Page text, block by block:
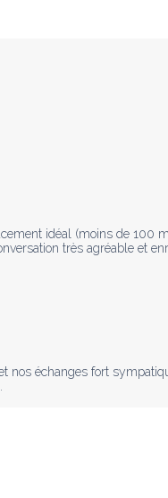
idéal (moins de 100
très agréable et
nos échanges fort